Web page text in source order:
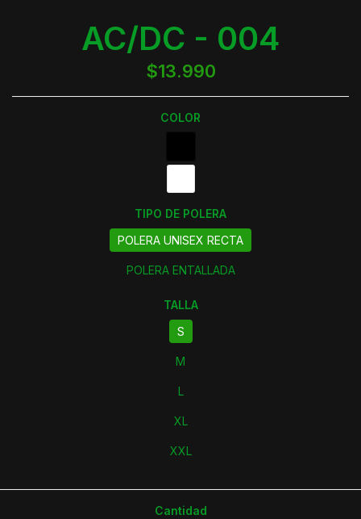
AC/DC - 004
$13.990
COLOR
TIPO DE POLERA
POLERA UNISEX RECTA
POLERA ENTALLADA
TALLA
S
M
L
XL
XXL
Cantidad